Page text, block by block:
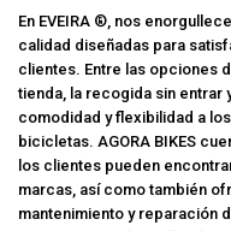
En EVEIRA ®, nos
calidad diseñadas para
clientes. Entre las opciones
tienda, la recogida sin entrar
comodidad y flexibilidad a
bicicletas. AGORA BIKES
los clientes pueden
marcas, así como también
mantenimiento y reparación